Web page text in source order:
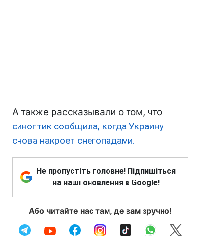
А также рассказывали о том, что
синоптик сообщила, когда Украину
снова накроет снегопадами.
Не пропустіть головне! Підпишіться
на наші оновлення в Google!
Або читайте нас там, де вам зручно!